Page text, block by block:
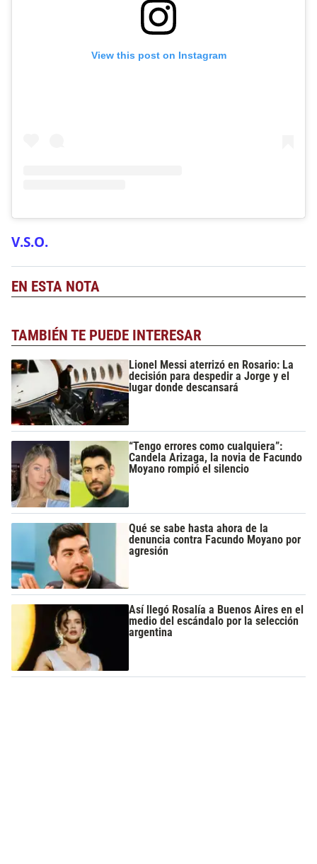
View this post on Instagram
V.S.O.
EN ESTA NOTA
TAMBIÉN TE PUEDE INTERESAR
Lionel Messi aterrizó en Rosario: La
decisión para despedir a Jorge y el
lugar donde descansará
“Tengo errores como cualquiera”:
Candela Arizaga, la novia de Facundo
Moyano rompió el silencio
Qué se sabe hasta ahora de la
denuncia contra Facundo Moyano por
agresión
Así llegó Rosalía a Buenos Aires en el
medio del escándalo por la selección
argentina